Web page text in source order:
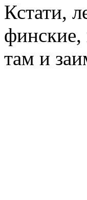
Кстати,
финские,
там и